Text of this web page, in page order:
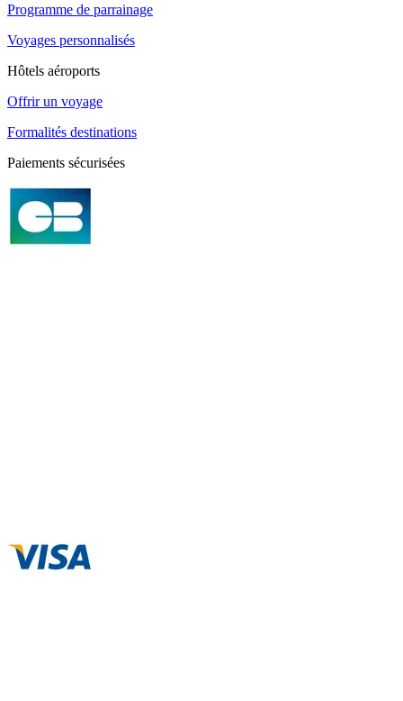
Programme de parrainage
Voyages personnalisés
Hôtels aéroports
Offrir un voyage
Formalités destinations
Paiements sécurisées